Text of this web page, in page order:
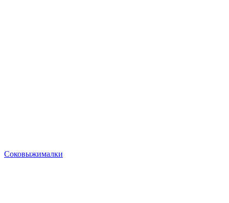
Соковыжималки